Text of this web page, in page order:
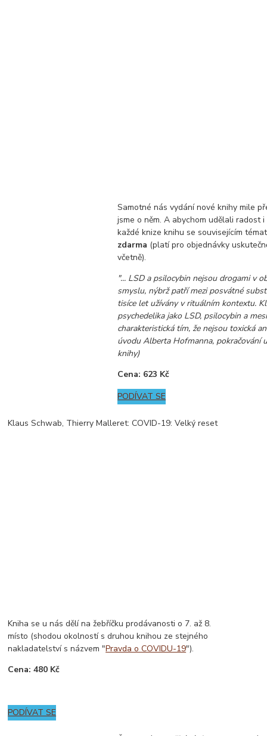
Samotné nás vydání nové knihy mile
jsme o něm. A abychom udělali radost
každé knize knihu se souvisejícím
zdarma (platí pro objednávky
včetně).
"... LSD a psilocybin nejsou drogami v
smyslu, nýbrž patří mezi posvátné
tisíce let užívány v rituálním kontextu.
psychedelika jako LSD, psilocybin a
charakteristická tím, že nejsou toxická
úvodu Alberta Hofmanna, pokračování
knihy)
Cena: 623 Kč
PODÍVAT SE
Klaus Schwab, Thierry Malleret: COVID-19: Velký reset
Kniha se u nás dělí na žebříčku prodávanosti o 7. až 8.
místo (shodou okolností s druhou knihou ze stejného
nakladatelství s názvem "Pravda o COVIDU-19").
Cena: 480 Kč
PODÍVAT SE